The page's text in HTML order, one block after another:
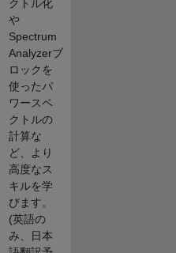
クトル化
や
Spectrum
Analyzerブ
ロックを
使ったパ
ワースペ
クトルの
計算な
ど、より
高度なス
キルを学
びます。
(英語の
み、日本